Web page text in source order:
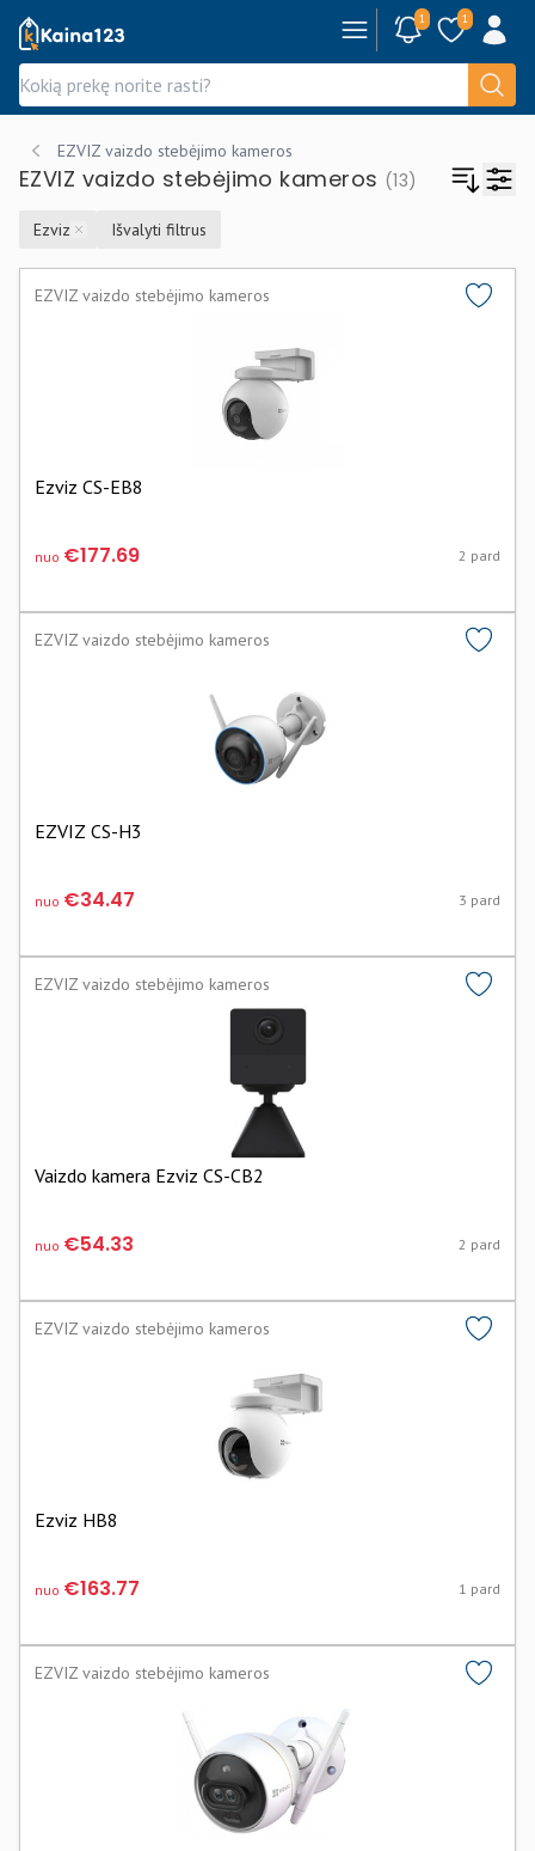
Kaina123.lt 1 1
EZVIZ vaizdo stebėjimo kameros
EZVIZ vaizdo stebėjimo kameros (13)
Ezviz RemoveIšvalyti filtrus
EZVIZ vaizdo stebėjimo kameros
Ezviz CS-EB8
nuo €177.69 2 pard
EZVIZ vaizdo stebėjimo kameros
EZVIZ CS-H3
nuo €34.47 3 pard
EZVIZ vaizdo stebėjimo kameros
Vaizdo kamera Ezviz CS-CB2
nuo €54.33 2 pard
EZVIZ vaizdo stebėjimo kameros
Ezviz HB8
nuo €163.77 1 pard
EZVIZ vaizdo stebėjimo kameros